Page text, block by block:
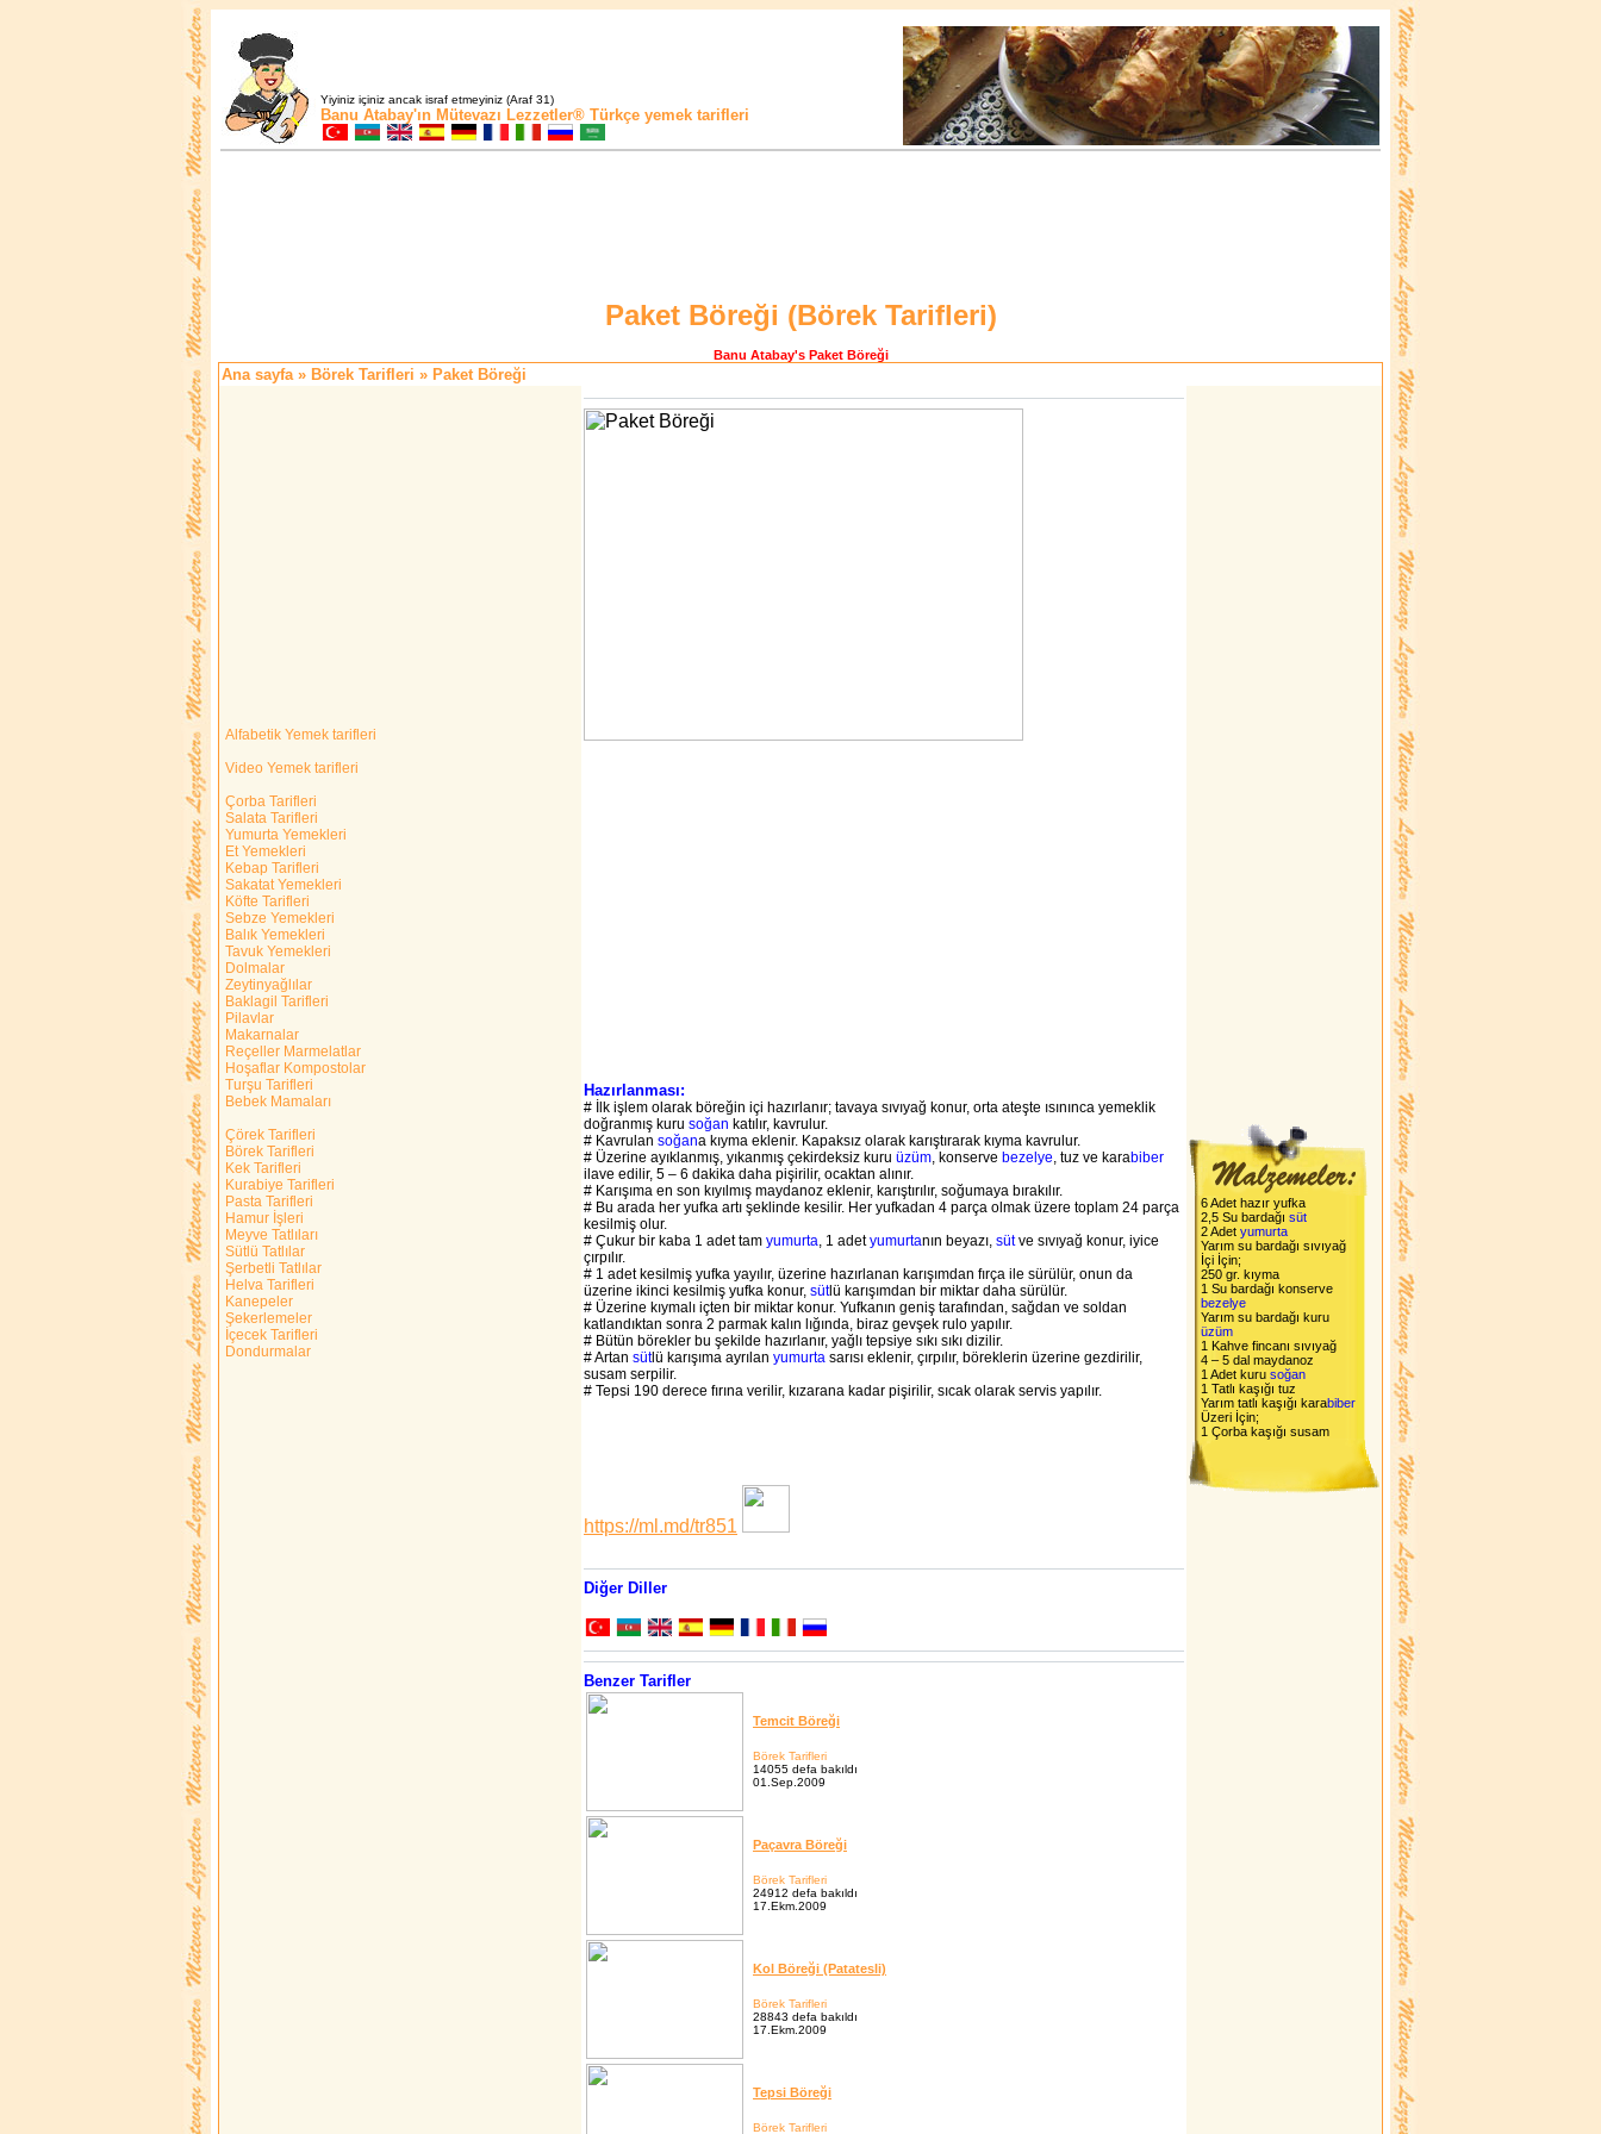
Yiyiniz içiniz ancak israf etmeyiniz (Araf 31)
Banu Atabay'ın Mütevazı Lezzetler® Türkçe yemek tarifleri
Paket Böreği (Börek Tarifleri)
Banu Atabay's Paket Böreği
Ana sayfa» Börek Tarifleri » Paket Böreği
Alfabetik Yemek tarifleri
Video Yemek tarifleri
Çorba Tarifleri
Salata Tarifleri
Yumurta Yemekleri
Et Yemekleri
Kebap Tarifleri
Sakatat Yemekleri
Köfte Tarifleri
Sebze Yemekleri
Balık Yemekleri
Tavuk Yemekleri
Dolmalar
Zeytinyağlılar
Baklagil Tarifleri
Pilavlar
Makarnalar
Reçeller Marmelatlar
Hoşaflar Kompostolar
Turşu Tarifleri
Bebek Mamaları
Çörek Tarifleri
Börek Tarifleri
Kek Tarifleri
Kurabiye Tarifleri
Pasta Tarifleri
Hamur İşleri
Meyve Tatlıları
Sütlü Tatlılar
Şerbetli Tatlılar
Helva Tarifleri
Kanepeler
Şekerlemeler
İçecek Tarifleri
Dondurmalar
Hazırlanması:
# İlk işlem olarak böreğin içi hazırlanır; tavaya sıvıyağ konur, orta ateşte ısınınca yemeklik
doğranmış kuru soğan katılır, kavrulur.
# Kavrulan soğana kıyma eklenir. Kapaksız olarak karıştırarak kıyma kavrulur.
# Üzerine ayıklanmış, yıkanmış çekirdeksiz kuru üzüm, konserve bezelye, tuz ve karabiber
ilave edilir, 5 – 6 dakika daha pişirilir, ocaktan alınır.
# Karışıma en son kıyılmış maydanoz eklenir, karıştırılır, soğumaya bırakılır.
# Bu arada her yufka artı şeklinde kesilir. Her yufkadan 4 parça olmak üzere toplam 24 parça
kesilmiş olur.
# Çukur bir kaba 1 adet tam yumurta, 1 adetyumurtanın beyazı, sütve sıvıyağ konur, iyice
çırpılır.
# 1 adet kesilmiş yufka yayılır, üzerine hazırlanan karışımdan fırça ile sürülür, onun da
üzerine ikinci kesilmiş yufka konur, sütlü karışımdan bir miktar daha sürülür.
# Üzerine kıymalı içten bir miktar konur. Yufkanın geniş tarafından, sağdan ve soldan
katlandıktan sonra 2 parmak kalın lığında, biraz gevşek rulo yapılır.
# Bütün börekler bu şekilde hazırlanır, yağlı tepsiye sıkı sıkı dizilir.
# Artan sütlü karışıma ayrılan yumurta sarısı eklenir, çırpılır, böreklerin üzerine gezdirilir,
susam serpilir.
# Tepsi 190 derece fırına verilir, kızarana kadar pişirilir, sıcak olarak servis yapılır.
https://ml.md/tr851
Diğer Diller
Benzer Tarifler
Temcit Böreği
Börek Tarifleri
14055 defa bakıldı
01.Sep.2009
Paçavra Böreği
Börek Tarifleri
24912 defa bakıldı
17.Ekm.2009
Kol Böreği (Patatesli)
Börek Tarifleri
28843 defa bakıldı
17.Ekm.2009
Tepsi Böreği
Börek Tarifleri
6 Adet hazır yufka
2,5 Su bardağı süt
2 Adet yumurta
Yarım su bardağı sıvıyağ
İçi İçin;
250 gr. kıyma
1 Su bardağı konserve
bezelye
Yarım su bardağı kuru
üzüm
1 Kahve fincanı sıvıyağ
4 – 5 dal maydanoz
1 Adet kuru soğan
1 Tatlı kaşığı tuz
Yarım tatlı kaşığı karabiber
Üzeri İçin;
1 Çorba kaşığı susam